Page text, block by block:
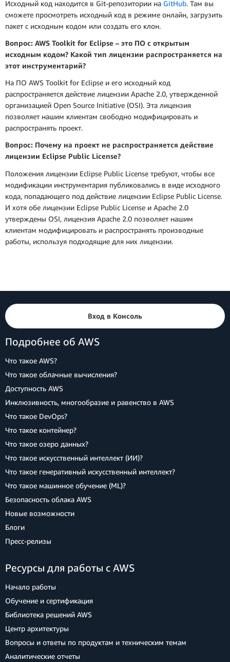
Исходный код находится в Git-репозитории на GitHub. Там вы
сможете просмотреть исходный код в режиме онлайн, загрузить
пакет с исходным кодом или создать его клон.
Вопрос: AWS Toolkit for Eclipse – это ПО с открытым
исходным кодом? Какой тип лицензии распространяется на
этот инструментарий?
На ПО AWS Toolkit for Eclipse и его исходный код
распространяется действие лицензии Apache 2.0, утвержденной
организацией Open Source Initiative (OSI). Эта лицензия
позволяет нашим клиентам свободно модифицировать и
распространять проект.
Вопрос: Почему на проект не распространяется действие
лицензии Eclipse Public License?
Положения лицензии Eclipse Public License требуют, чтобы все
модификации инструментария публиковались в виде исходного
кода, попадающего под действие лицензии Eclipse Public License.
И хотя обе лицензии Eclipse Public License и Apache 2.0
утверждены OSI, лицензия Apache 2.0 позволяет нашим
клиентам модифицировать и распространять производные
работы, используя подходящие для них лицензии.
Вход в Консоль
Подробнее об AWS
Что такое AWS?
Что такое облачные вычисления?
Доступность AWS
Инклюзивность, многообразие и равенство в AWS
Что такое DevOps?
Что такое контейнер?
Что такое озеро данных?
Что такое искусственный интеллект (ИИ)?
Что такое генеративный искусственный интеллект?
Что такое машинное обучение (ML)?
Безопасность облака AWS
Новые возможности
Блоги
Пресс‑релизы
Ресурсы для работы с AWS
Начало работы
Обучение и сертификация
Библиотека решений AWS
Центр архитектуры
Вопросы и ответы по продуктам и техническим темам
Аналитические отчеты